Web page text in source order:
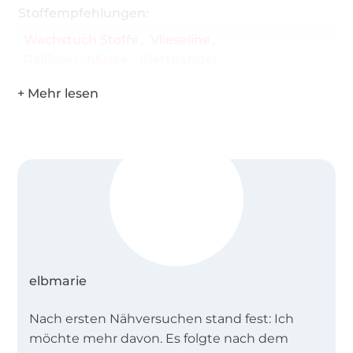
0,40 m Oberstoff bei 1,40 m Breite
Cutter, Markierstift, Lineal und ggf. Stylefix
(farbenmix)
Stoffempfehlungen:
elbmarie
Nach ersten Nähversuchen stand fest: Ich
möchte mehr davon. Es folgte nach dem